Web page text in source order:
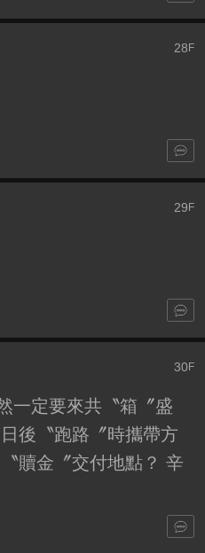
28F
29F
30F
一定要來共〝箱〞盛
後〝跑路〞時攜帶方
贖金〞交付地點？ 辛